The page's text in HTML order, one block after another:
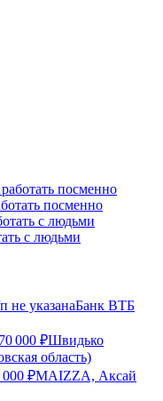
посменно
с людьми
не указанаБанк ВТБ
70 000 ₽Швидько
область)
000 ₽MAIZZA, Аксай